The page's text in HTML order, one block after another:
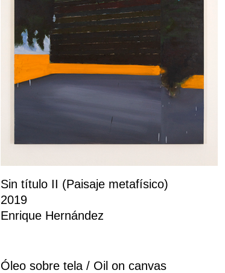
Sin título II (Paisaje metafísico)
2019
Enrique Hernández
Óleo sobre tela / Oil on canvas